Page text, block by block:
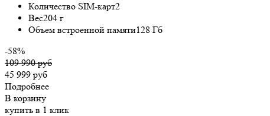
Количество SIM-карт2
Вес204 г
Объем встроенной памяти128 Гб
-58%
109 990 руб
45 999 руб
Подробнее
В корзину
купить в 1 клик